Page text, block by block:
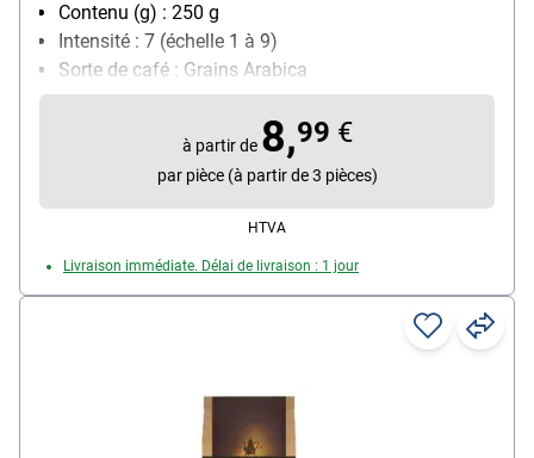
Contenu (g) : 250 g
Intensité : 7 (échelle 1 à 9)
Sorte de café : Grains Arabica
à partir de 8,99 €
par pièce (à partir de 3 pièces)
HTVA
Livraison immédiate. Délai de livraison : 1 jour